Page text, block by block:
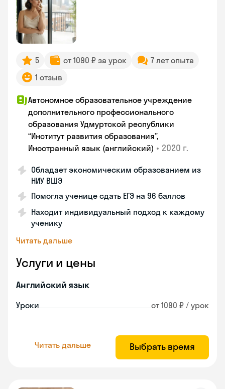
5 от 1090 ₽ за урок
7 лет опыта
1 отзыв
Автономное образовательное учреждение
дополнительного профессионального
образования Удмуртской республики
“Институт развития образования”,
Иностранный язык (английский) • 2020 г.
Обладает экономическим образованием из
НИУ ВШЭ
Помогла ученице сдать ЕГЭ на 96 баллов
Находит индивидуальный подход к каждому
ученику
Читать дальше
Услуги и цены
Английский язык
Уроки от 1090 ₽ / урок
Читать дальше Выбрать время